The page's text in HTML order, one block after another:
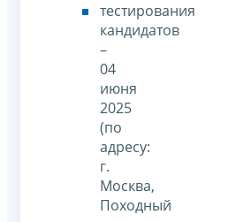
тестирования
кандидатов
–
04
июня
2025
(по
адресу:
г.
Москва,
Походный